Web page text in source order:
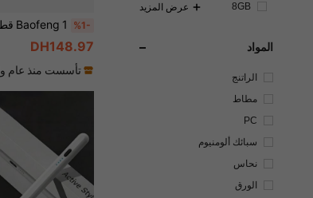
8GB
عرض المزيد
المواد
الراتنج
مطاط
PC
سبائك ألومنيوم
نحاس
الورق
%1-
DH148.97
تأسست منذ عام